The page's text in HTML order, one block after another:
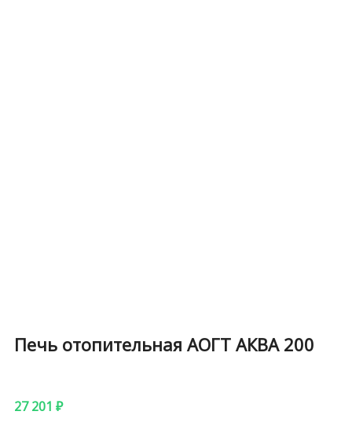
Печь отопительная АОГТ АКВА 200
27 201 ₽